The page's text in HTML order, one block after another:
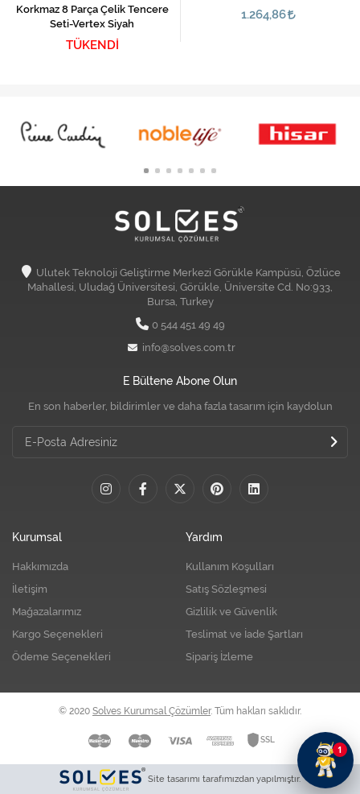
1
Korkmaz 8 Parça Çelik Tencere
Seti-Vertex Siyah
TÜKENDİ
1.264,86
Ulutek Teknoloji Geliştirme Merkezi Görükle Kampüsü, Özlüce
Mahallesi, Uludağ Üniversitesi, Görükle, Üniversite Cd. No:933,
Bursa, Turkey
0 544 451 49 49
info@solves.com.tr
E Bültene Abone Olun
En son haberler, bildirimler ve daha fazla tasarım için kaydolun
Kurumsal
Hakkımızda
İletişim
Mağazalarımız
Kargo Seçenekleri
Ödeme Seçenekleri
Yardım
Kullanım Koşulları
Satış Sözleşmesi
Gizlilik ve Güvenlik
Teslimat ve İade Şartları
Sipariş İzleme
© 2020 Solves Kurumsal Çözümler. Tüm hakları saklıdır.
Site tasarımı tarafımızdan yapılmıştır.